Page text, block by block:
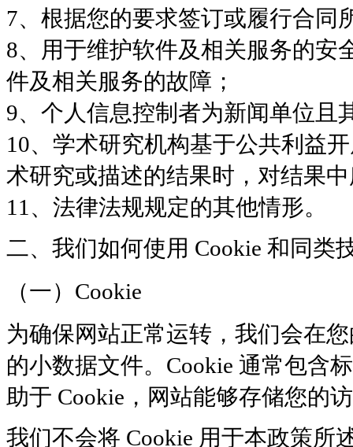
7、根据您的要求签订或履行合同
8、用于维护软件及相关服务的安
件及相关服务的故障；
9、个人信息控制者为新闻单位且
10、学术研究机构基于公共利益
术研究或描述的结果时，对结果
11、法律法规规定的其他情形。
二、我们如何使用 Cookie 和同类
（一）Cookie
为确保网站正常运转，我们会在
的小数据文件。Cookie 通常包含
助于 Cookie，网站能够存储您的
我们不会将 Cookie 用于本政策所